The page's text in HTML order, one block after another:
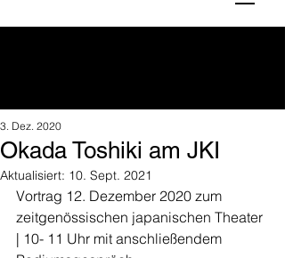
Okada Toshiki am JKI
3. Dez. 2020
Aktualisiert: 10. Sept. 2021
Vortrag 12. Dezember 2020 zum
zeitgenössischen japanischen Theater
| 10- 11 Uhr mit anschließendem